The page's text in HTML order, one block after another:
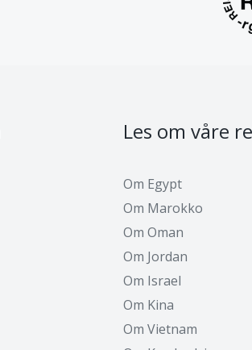
Les om våre
Om Egypt
Om Marokko
Om Oman
Om Jordan
Om Israel
Om Kina
Om Vietnam